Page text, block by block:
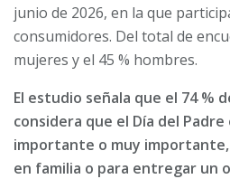
junio de 2026, en la que
consumidores. Del total de
mujeres y el 45 % hombres.
El estudio señala que el 74 %
considera que el Día del
importante o muy
en familia o para entregar un